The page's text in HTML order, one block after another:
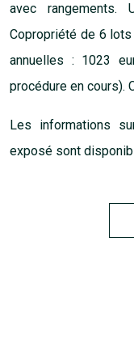
avec rangements.
Copropriété de 6
annuelles : 1023
procédure en cours).
Les informations
exposé sont